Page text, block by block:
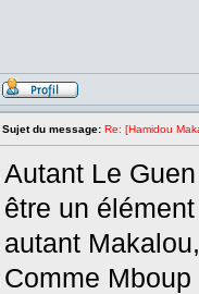
Sujet du message: Re: [Hamidou
Autant Le
être un
autant
Comme